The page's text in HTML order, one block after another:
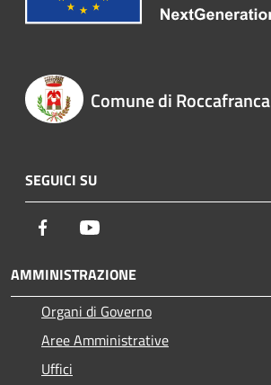
Comune di Roccafranca
SEGUICI SU
Facebook
AMMINISTRAZIONE
Organi di Governo
Aree Amministrative
Uffici